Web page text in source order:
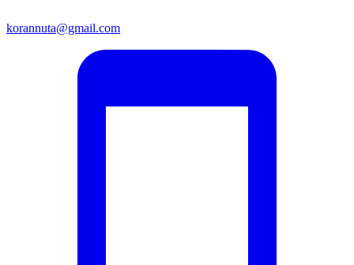
korannuta@gmail.com